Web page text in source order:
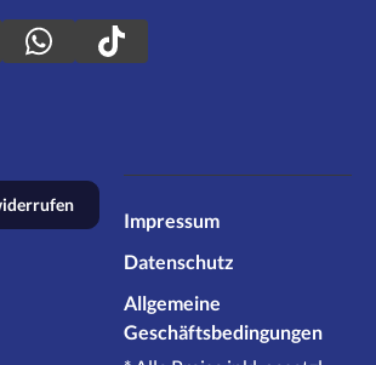
Impressum
Datenschutz
Allgemeine
Geschäftsbedingungen